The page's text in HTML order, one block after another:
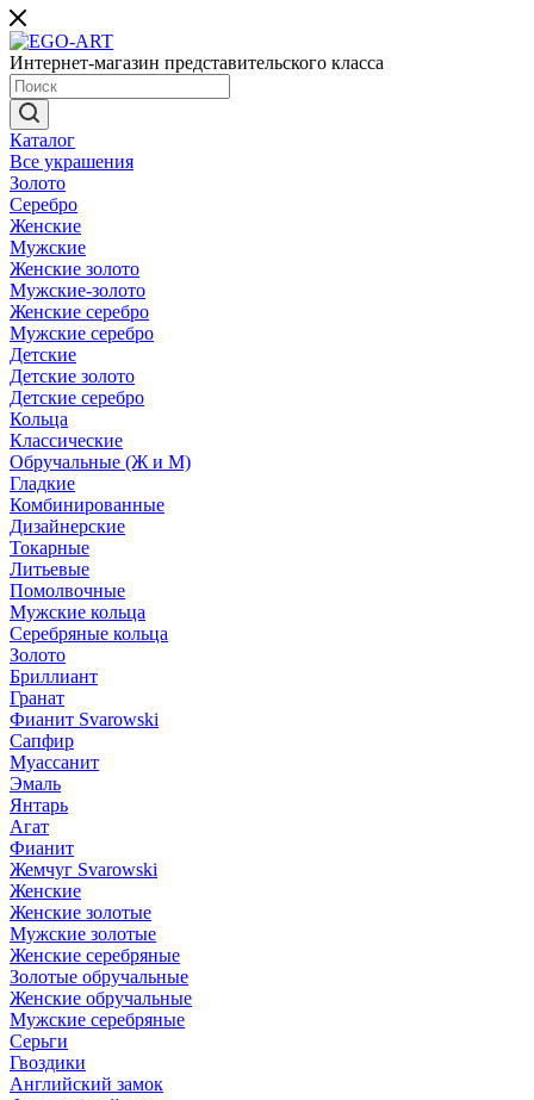
Интернет-магазин представительского класса
Каталог
Все украшения
Золото
Серебро
Женские
Мужские
Женские золото
Мужские-золото
Женские серебро
Мужские серебро
Детские
Детские золото
Детские серебро
Кольца
Классические
Обручальные (Ж и М)
Гладкие
Комбинированные
Дизайнерские
Токарные
Литьевые
Помолвочные
Мужские кольца
Серебряные кольца
Золото
Бриллиант
Гранат
Фианит Svarowski
Сапфир
Муассанит
Эмаль
Янтарь
Агат
Фианит
Жемчуг Svarowski
Женские
Женские золотые
Мужские золотые
Женские серебряные
Золотые обручальные
Женские обручальные
Мужские серебряные
Серьги
Гвоздики
Английский замок